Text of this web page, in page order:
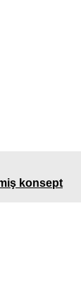
konsept